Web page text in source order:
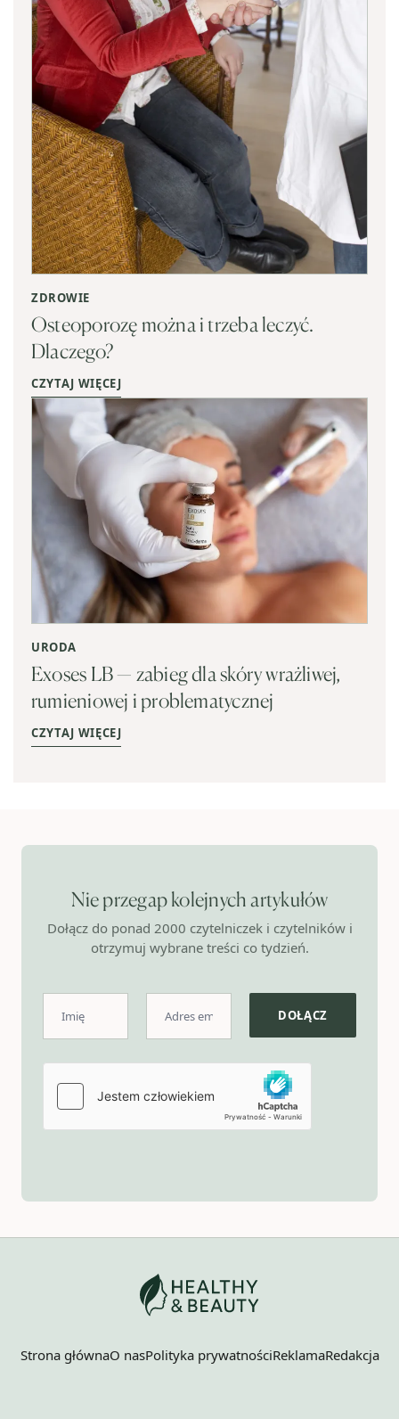
ZDROWIE
Osteoporozę można i trzeba leczyć.
Dlaczego?
CZYTAJ WIĘCEJ
URODA
Exoses LB — zabieg dla skóry wrażliwej,
rumieniowej i problematycznej
CZYTAJ WIĘCEJ
Nie przegap kolejnych artykułów
Dołącz do ponad 2000 czytelniczek i czytelników i
otrzymuj wybrane treści co tydzień.
Strona głównaO nasPolityka prywatnościReklamaRedakcja